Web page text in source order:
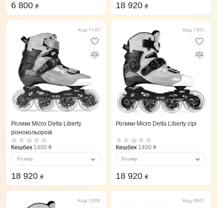
6 800 ₴ 18 920 ₴
Код: 1147
Ролики Micro Delta Liberty
різнокольорові
Кешбек 1400 ₴
Розмір
18 920 ₴
Код: 1901
Ролики Micro Delta Liberty сірі
Кешбек 1400 ₴
Розмір
18 920 ₴
Код: 1900 Код: 0001